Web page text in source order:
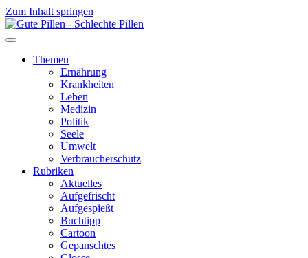
Zum Inhalt springen
Themen
Ernährung
Krankheiten
Leben
Medizin
Politik
Seele
Umwelt
Verbraucherschutz
Rubriken
Aktuelles
Aufgefrischt
Aufgespießt
Buchtipp
Cartoon
Gepanschtes